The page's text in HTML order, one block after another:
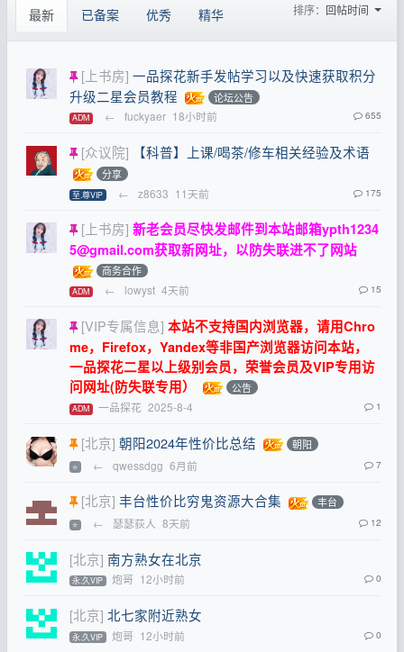
最新 已备案 优秀 精华 排序： 回帖时间
[上书房] 一品探花新手发帖学习以及快速获取积分
升级二星会员教程
论坛公告
ADM ← fuckyaer 18小时前 655
[众议院] 【科普】上课/喝茶/修车相关经验及术语
分享
至.尊VIP ← z8633 11天前 175
[上书房] 新老会员尽快发邮件到本站邮箱ypth1234
5@gmail.com获取新网址，以防失联进不了网站
商务合作
ADM ← lowyst 4天前 15
[VIP专属信息] 本站不支持国内浏览器，请用Chro
me，Firefox，Yandex等非国产浏览器访问本站，
一品探花二星以上级别会员，荣誉会员及VIP专用访
问网址(防失联专用）
公告
ADM 一品探花 2025-8-4 1
[北京] 朝阳2024年性价比总结 朝阳
⭐ ← qwessdgg 6月前 7
[北京] 丰台性价比穷鬼资源大合集 丰台
⭐ ← 瑟瑟荻人 8天前 12
[北京] 南方熟女在北京
永.久VIP 炮哥 12小时前 0
[北京] 北七家附近熟女
永.久VIP 炮哥 12小时前 0